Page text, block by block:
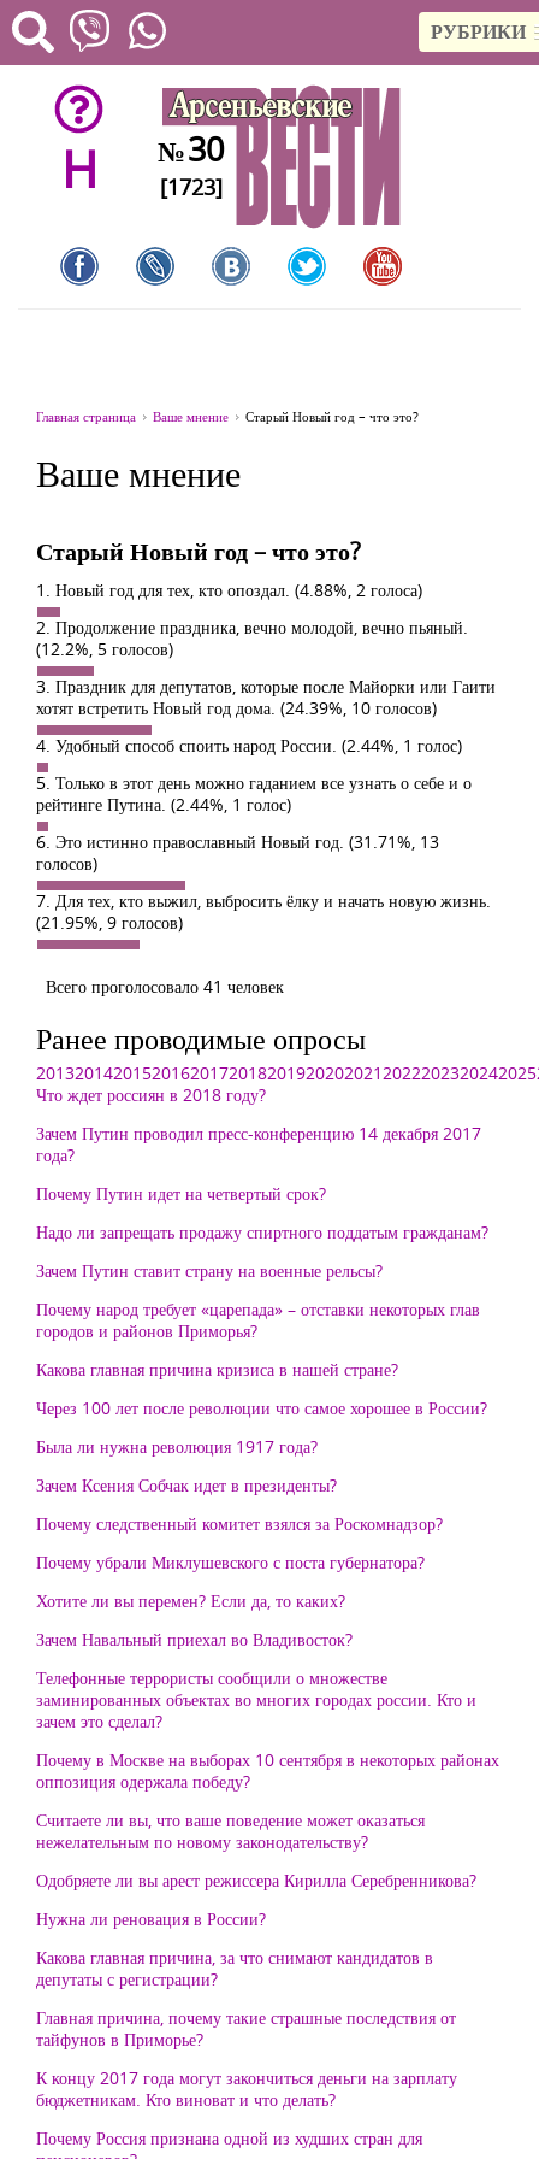
РУБРИКИ
H №30
[1723]
Главная страница Ваше мнение Старый Новый год – что это?
Ваше мнение
Старый Новый год – что это?
1. Новый год для тех, кто опоздал. (4.88%, 2 голоса)
2. Продолжение праздника, вечно молодой, вечно пьяный.
(12.2%, 5 голосов)
3. Праздник для депутатов, которые после Майорки или Гаити
хотят встретить Новый год дома. (24.39%, 10 голосов)
4. Удобный способ споить народ России. (2.44%, 1 голос)
5. Только в этот день можно гаданием все узнать о себе и о
рейтинге Путина. (2.44%, 1 голос)
6. Это истинно православный Новый год. (31.71%, 13
голосов)
7. Для тех, кто выжил, выбросить ёлку и начать новую жизнь.
(21.95%, 9 голосов)
Всего проголосовало 41 человек
Ранее проводимые опросы
2013201420152016201720182019202020212022202320242025
Что ждет россиян в 2018 году?
Зачем Путин проводил пресс-конференцию 14 декабря 2017
года?
Почему Путин идет на четвертый срок?
Надо ли запрещать продажу спиртного поддатым гражданам?
Зачем Путин ставит страну на военные рельсы?
Почему народ требует «царепада» – отставки некоторых глав
городов и районов Приморья?
Какова главная причина кризиса в нашей стране?
Через 100 лет после революции что самое хорошее в России?
Была ли нужна революция 1917 года?
Зачем Ксения Собчак идет в президенты?
Почему следственный комитет взялся за Роскомнадзор?
Почему убрали Миклушевского с поста губернатора?
Хотите ли вы перемен? Если да, то каких?
Зачем Навальный приехал во Владивосток?
Телефонные террористы сообщили о множестве
заминированных объектах во многих городах россии. Кто и
зачем это сделал?
Почему в Москве на выборах 10 сентября в некоторых районах
оппозиция одержала победу?
Считаете ли вы, что ваше поведение может оказаться
нежелательным по новому законодательству?
Одобряете ли вы арест режиссера Кирилла Серебренникова?
Нужна ли реновация в России?
Какова главная причина, за что снимают кандидатов в
депутаты с регистрации?
Главная причина, почему такие страшные последствия от
тайфунов в Приморье?
К концу 2017 года могут закончиться деньги на зарплату
бюджетникам. Кто виноват и что делать?
Почему Россия признана одной из худших стран для